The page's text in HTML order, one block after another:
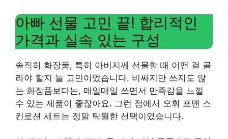
아빠 선물 고민 끝! 합리적인
가격과 실속 있는 구성
솔직히 화장품, 특히 아버지께 선물할 때 어떤 걸 골
라야 할지 늘 고민이었습니다. 비싸지만 쓰지도 않
는 화장품보다는, 매일매일 쓰면서 만족감을 느낄
수 있는 제품이 좋잖아요. 그런 점에서 오휘 포맨 스
킨로션 세트는 정말 탁월한 선택이었습니다.